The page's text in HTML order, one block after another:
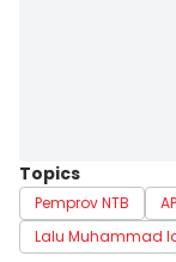
Topics
Pemprov NTB
Lalu Muhammad